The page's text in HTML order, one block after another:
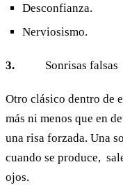
Desconfianza.
Nerviosismo.
3. Sonrisas falsas
Otro clásico dentro de
más ni menos que en
una risa forzada. Una
cuando se produce,
ojos.